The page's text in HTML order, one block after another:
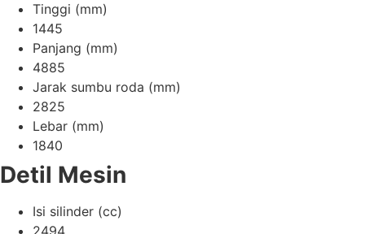
Tinggi (mm)
1445
Panjang (mm)
4885
Jarak sumbu roda (mm)
2825
Lebar (mm)
1840
Detil Mesin
Isi silinder (cc)